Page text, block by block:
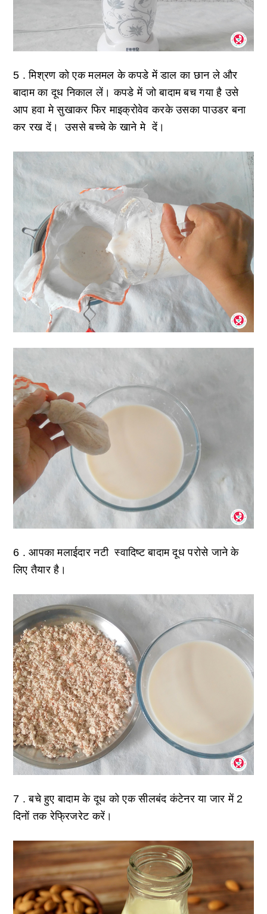
5 .मिश्रण को एक मलमल के कपडे में डाल का छान ले और
बादाम का दूध निकाल लें। कपडे में जो बादाम बच गया है उसे
आप हवा मे सुखाकर फिर माइक्रोवेव करके उसका पाउडर बना
कर रख दें। उससे बच्चे के खाने मे दें।
6 .आपका मलाईदार नटी स्वादिष्ट बादाम दूध परोसे जाने के
लिए तैयार है।
7 . बचे हुए बादाम के दूध को एक सीलबंद कंटेनर या जार में 2
दिनों तक रेफ्रिजरेट करें।